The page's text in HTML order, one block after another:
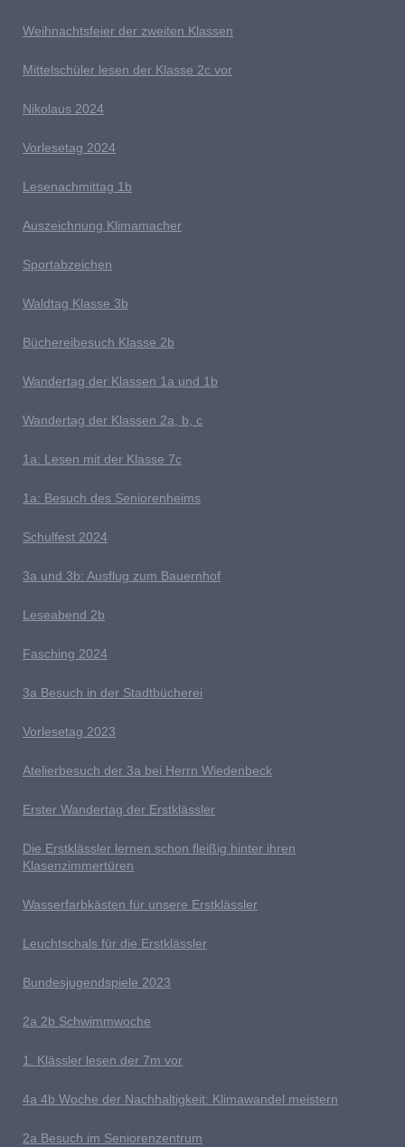
Weihnachtsfeier der zweiten Klassen
Mittelschüler lesen der Klasse 2c vor
Nikolaus 2024
Vorlesetag 2024
Lesenachmittag 1b
Auszeichnung Klimamacher
Sportabzeichen
Waldtag Klasse 3b
Büchereibesuch Klasse 2b
Wandertag der Klassen 1a und 1b
Wandertag der Klassen 2a, b, c
1a: Lesen mit der Klasse 7c
1a: Besuch des Seniorenheims
Schulfest 2024
3a und 3b: Ausflug zum Bauernhof
L eseabend 2b
Fasching 2024
3a Besuch in der Stadtbücherei
Vorlesetag 2023
Atelierbesuch der 3a bei Herrn Wiedenbeck
Erster Wandertag der Erstklässler
Die Erstklässler lernen schon fleißig hinter ihren
Klasenzimmertüren
Wasserfarbkästen für unsere Erstklässler
L euchtschals für die Erstklässler
Bundesjugendspiele 2023
2a 2b Schwimmwoche
1. Klässler lesen der 7m vor
4a 4b Woche der Nachhaltigkeit: Klimawandel meistern
2a Besuch im Seniorenzentrum